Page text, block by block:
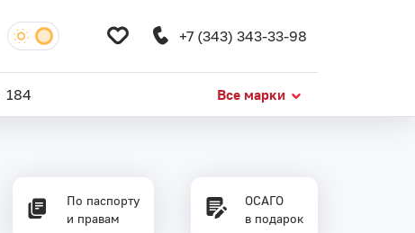
+7 (343) 343-33-98
184 Все марки
По паспорту
и правам
ОСАГО
в подарок